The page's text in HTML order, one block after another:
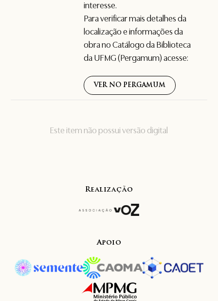
Este item não possui versão digital
interesse.
Para verificar mais detalhes da
localização e informações da
obra no Catálogo da Biblioteca
da UFMG (Pergamum) acesse:
VER NO PERGAMUM
Realização
Apoio